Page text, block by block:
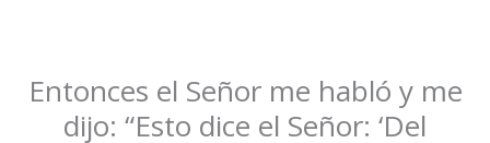
Entonces el Señor me habló y me
dijo: “Esto dice el Señor: ‘Del